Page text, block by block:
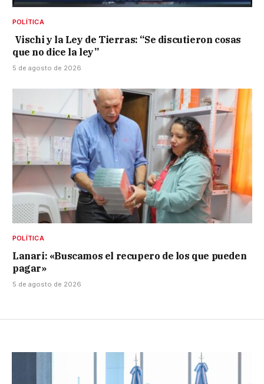
POLÍTICA
Vischi y la Ley de Tierras: “Se discutieron cosas
que no dice la ley”
5 de agosto de 2026
POLÍTICA
Lanari: «Buscamos el recupero de los que pueden
pagar»
5 de agosto de 2026